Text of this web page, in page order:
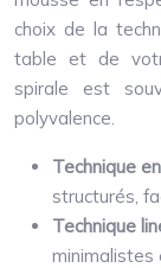
choix de la
table et de
spirale est
polyvalence.
Technique
structurés,
Technique
minimalistes